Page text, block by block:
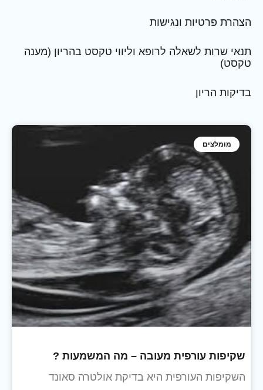
הצהרת פרטיות ונגישות
תנאי שרות לשאלה לרופא וליווי טקסט בהריון (מענה
טקסט)
בדיקות הריון
מומלצים
שקיפות עורפית מעובה – מה המשמעות ?
השקיפות העורפית היא בדיקת אולטרה סאונד